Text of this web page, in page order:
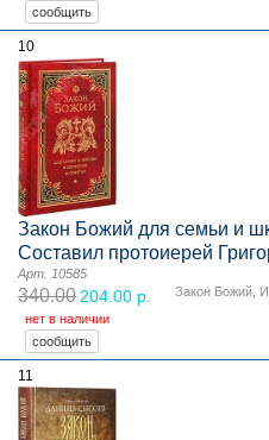
10
Закон Божий для семьи и
Составил протоиерей
Закон Божий
Арт. 10585
340.00 204.00 р.
нет в наличии
11